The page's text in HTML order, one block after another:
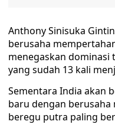
Anthony Sinisuka
berusaha
menegaskan
yang sudah 13 kali
Sementara India akan
baru dengan
beregu putra paling